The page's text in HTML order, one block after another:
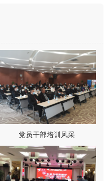
党员干部培训风采